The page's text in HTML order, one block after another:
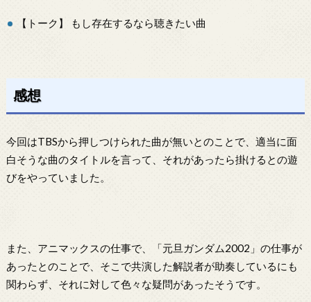
【トーク】 もし存在するなら聴きたい曲
感想
今回はTBSから押しつけられた曲が無いとのことで、適当に面
白そうな曲のタイトルを言って、それがあったら掛けるとの遊
びをやっていました。
また、アニマックスの仕事で、「元旦ガンダム2002」の仕事が
あったとのことで、そこで共演した解説者が助奏しているにも
関わらず、それに対して色々な疑問があったそうです。